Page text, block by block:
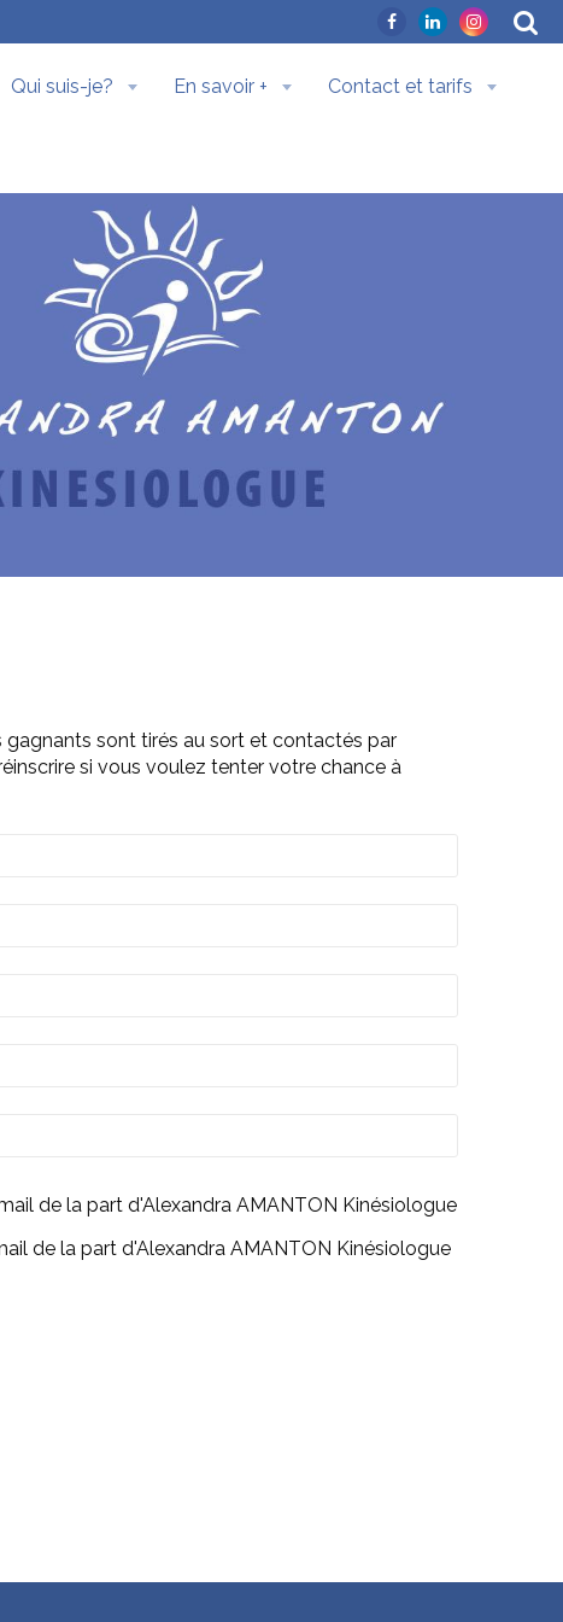
Qui suis-je? En savoir + Contact et tarifs
gagnants sont tirés au sort et contactés par
si vous voulez tenter votre chance à
de la part d'Alexandra AMANTON Kinésiologue
de la part d'Alexandra AMANTON Kinésiologue